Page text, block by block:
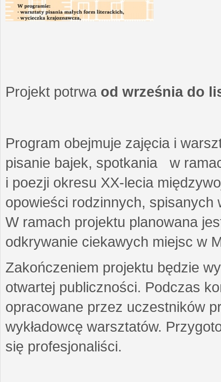
Projekt potrwa od września do
Program obejmuje zajęcia i
pisanie bajek, spotkania w
i poezji okresu XX-lecia
opowieści rodzinnych,
W ramach projektu planowana
odkrywanie ciekawych miejsc w
Zakończeniem projektu będzie
otwartej publiczności. Podczas
opracowane przez uczestników
wykładowcę warsztatów.
się profesjonaliści.